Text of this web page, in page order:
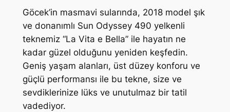
Göcek’in masmavi sularında, 2018 model şık
ve donanımlı Sun Odyssey 490 yelkenli
teknemiz “La Vita e Bella” ile hayatın ne
kadar güzel olduğunu yeniden keşfedin.
Geniş yaşam alanları, üst düzey konforu ve
güçlü performansı ile bu tekne, size ve
sevdiklerinize lüks ve unutulmaz bir tatil
vadediyor.